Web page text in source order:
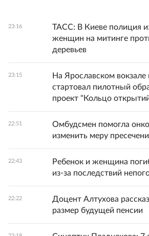
23:16
ТАСС: В Киеве полиция
женщин на митинге
деревьев
23:15
На Ярославском
стартовал пилотный
проект "Кольцо
22:51
Омбудсмен помогла
изменить меру
22:43
Ребенок и женщина
из-за последствий
22:22
Доцент Алтухова
размер будущей пенсии